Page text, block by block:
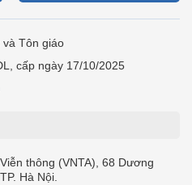
và Tôn giáo
cấp ngày 17/10/2025
thông (VNTA), 68 Dương
Hà Nội.